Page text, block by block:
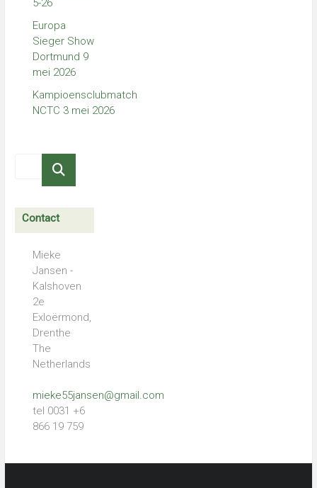
5-26
Europa
Sieger Show
Dortmund 9
mei 2026
Kampioensclubmatch
NCTC 3 mei 2026
Contact
Mieke
Jansen -
Kalshoven
2e
Exloërmond,
Drenthe
The
Netherlands
mieke55jansen@gmail.com
tel 0031 +6
866 19 759